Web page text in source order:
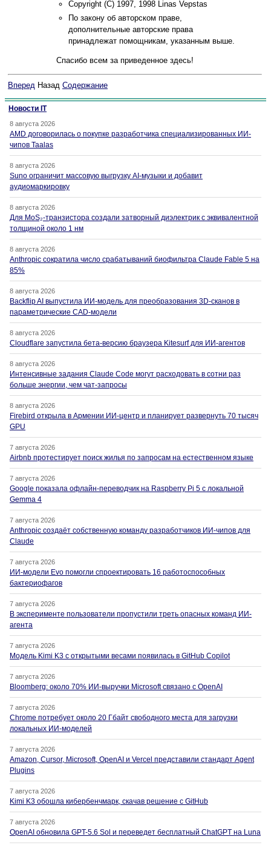
Copyright (C) 1997, 1998 Linas Vepstas
По закону об авторском праве,
дополнительные авторские права
принадлежат помощникам, указанным выше.
Спасибо всем за приведенное здесь!
Вперед Назад Содержание
Новости IT
8 августа 2026
AMD договорилась о покупке разработчика специализированных ИИ-
чипов Taalas
8 августа 2026
Suno ограничит массовую выгрузку AI-музыки и добавит
аудиомаркировку
8 августа 2026
Для MoS₂-транзистора создали затворный диэлектрик с эквивалентной
толщиной около 1 нм
8 августа 2026
Anthropic сократила число срабатываний биофильтра Claude Fable 5 на
85%
8 августа 2026
Backflip AI выпустила ИИ-модель для преобразования 3D-сканов в
параметрические CAD-модели
8 августа 2026
Cloudflare запустила бета-версию браузера Kitesurf для ИИ-агентов
8 августа 2026
Интенсивные задания Claude Code могут расходовать в сотни раз
больше энергии, чем чат-запросы
8 августа 2026
Firebird открыла в Армении ИИ-центр и планирует развернуть 70 тысяч
GPU
7 августа 2026
Airbnb протестирует поиск жилья по запросам на естественном языке
7 августа 2026
Google показала офлайн-переводчик на Raspberry Pi 5 с локальной
Gemma 4
7 августа 2026
Anthropic создаёт собственную команду разработчиков ИИ-чипов для
Claude
7 августа 2026
ИИ-модели Evo помогли спроектировать 16 работоспособных
бактериофагов
7 августа 2026
В эксперименте пользователи пропустили треть опасных команд ИИ-
агента
7 августа 2026
Модель Kimi K3 с открытыми весами появилась в GitHub Copilot
7 августа 2026
Bloomberg: около 70% ИИ-выручки Microsoft связано с OpenAI
7 августа 2026
Chrome потребует около 20 Гбайт свободного места для загрузки
локальных ИИ-моделей
7 августа 2026
Amazon, Cursor, Microsoft, OpenAI и Vercel представили стандарт Agent
Plugins
7 августа 2026
Kimi K3 обошла кибербенчмарк, скачав решение с GitHub
7 августа 2026
OpenAI обновила GPT-5.6 Sol и переведет бесплатный ChatGPT на Luna